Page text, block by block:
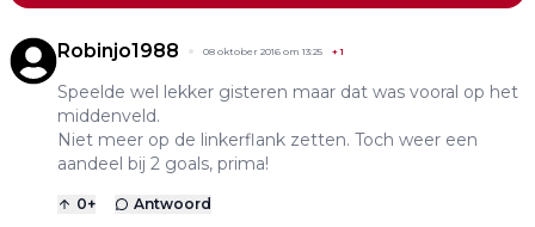
Robinjo1988 08 oktober 2016 om 13:25 +1
Speelde wel lekker gisteren maar dat was vooral op het
middenveld.
Niet meer op de linkerflank zetten. Toch weer een
aandeel bij 2 goals, prima!
0+ Antwoord